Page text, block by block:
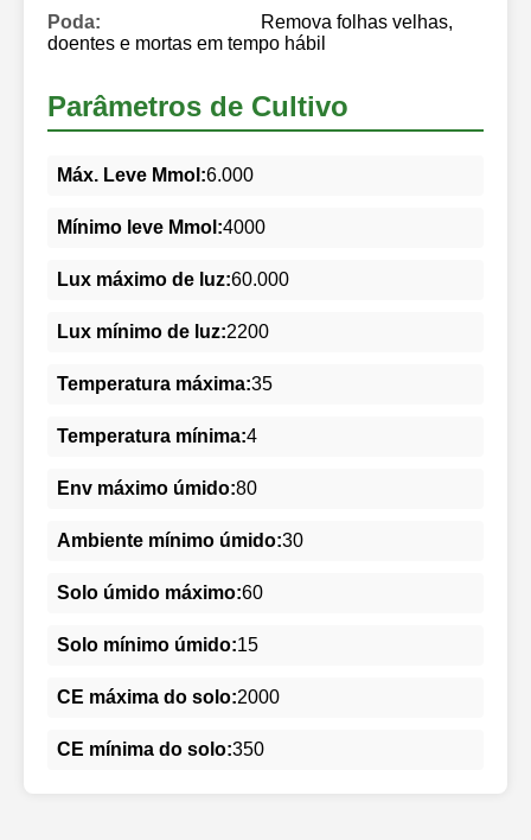
Poda:
Remova folhas velhas,
doentes e mortas em tempo hábil
Parâmetros de Cultivo
Máx. Leve Mmol:6.000
Mínimo leve Mmol:4000
Lux máximo de luz:60.000
Lux mínimo de luz:2200
Temperatura máxima:35
Temperatura mínima:4
Env máximo úmido:80
Ambiente mínimo úmido:30
Solo úmido máximo:60
Solo mínimo úmido:15
CE máxima do solo:2000
CE mínima do solo:350